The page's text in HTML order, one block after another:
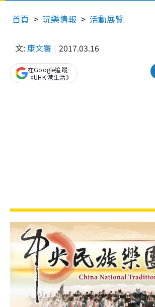
首頁 玩樂情報 活動展覽
文: 康文署 2017.03.16
在Google追蹤
《UHK 港生活》